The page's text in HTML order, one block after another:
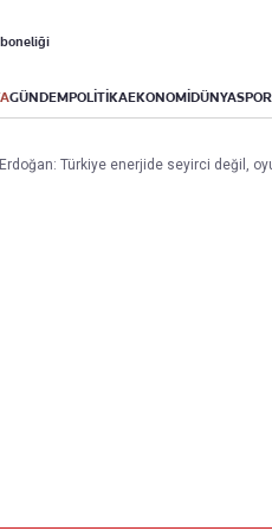
GÜNDEMPOLİTİKAEKONOMİDÜNYASPOR
Durumu
Ligi
Avrupa
Amerika
İsrail-Gazze
Türkiye enerjide seyirci değil,